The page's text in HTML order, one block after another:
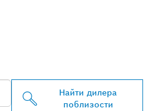
Найти дилера
поблизости